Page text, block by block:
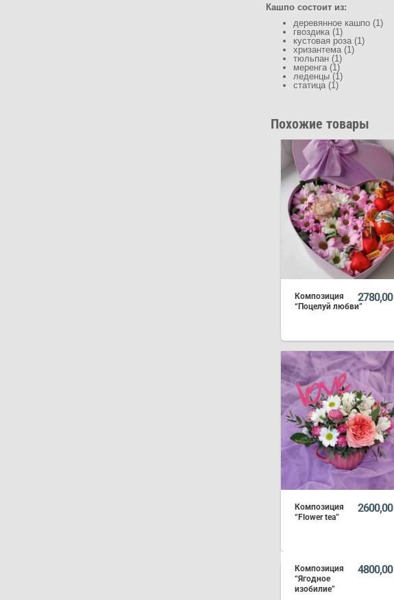
Кашпо состоит из:
деревянное кашпо (1)
гвоздика (1)
кустовая роза (1)
хризантема (1)
тюльпан (1)
меренга (1)
леденцы (1)
статица (1)
Похожие товары
Композиция
“Поцелуй любви”
2780,00
В КОРЗИНУ
Композиция
“Flower tea”
2600,00
Композиция
“Ягодное
изобилие”
4800,00